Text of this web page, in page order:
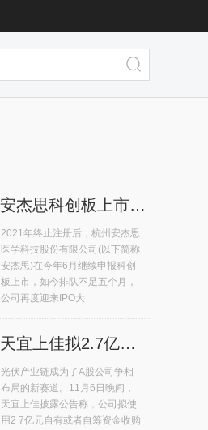
安杰思科创板上市排队不足五个月 再度迎来IPO大考
2021年终止注册后，杭州安杰思
医学科技股份有限公司(以下简称
安杰思)在今年6月继续申报科创
板上市，如今排队不足五个月，
公司再度迎来IPO大
天宜上佳拟2.7亿元收购晶熠阳90%股权 系高铁动车组供应商
光伏产业链成为了A股公司争相
布局的新赛道。11月6日晚间，
天宜上佳披露公告称，公司拟使
用2 7亿元自有或者自筹资金收购